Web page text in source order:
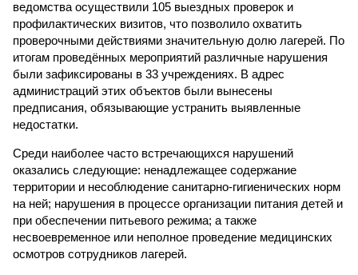
ведомства осуществили 105 выездных проверок и
профилактических визитов, что позволило охватить
проверочными действиями значительную долю лагерей. По
итогам проведённых мероприятий различные нарушения
были зафиксированы в 33 учреждениях. В адрес
администраций этих объектов были вынесены
предписания, обязывающие устранить выявленные
недостатки.
Среди наиболее часто встречающихся нарушений
оказались следующие: ненадлежащее содержание
территории и несоблюдение санитарно-гигиенических норм
на ней; нарушения в процессе организации питания детей и
при обеспечении питьевого режима; а также
несвоевременное или неполное проведение медицинских
осмотров сотрудников лагерей.